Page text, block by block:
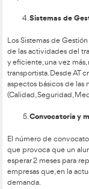
La
El
La conciliación
largas ausencias
CAP exigen que
fines de semana,
La directiva